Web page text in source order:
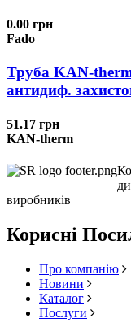
0.00 грн
Fado
Труба KAN-
антидиф.
51.17 грн
KAN-therm
виробників
Корисні
Про компанію
Новини
Каталог
Послуги